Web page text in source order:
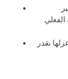
بقدر